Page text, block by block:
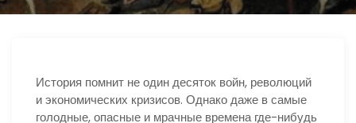
История помнит не один десяток войн, революций
и экономических кризисов. Однако даже в самые
голодные, опасные и мрачные времена где-нибудь